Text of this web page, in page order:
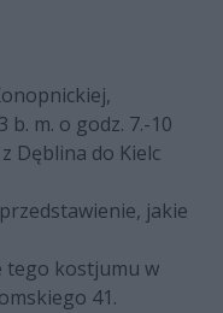
b. m. o godz. 7.-10
Dęblina do Kielc
jakie
tego kostjumu w
41.